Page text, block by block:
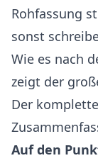
Rohfassung
sonst
Wie es nach
zeigt der
Der
Auf den